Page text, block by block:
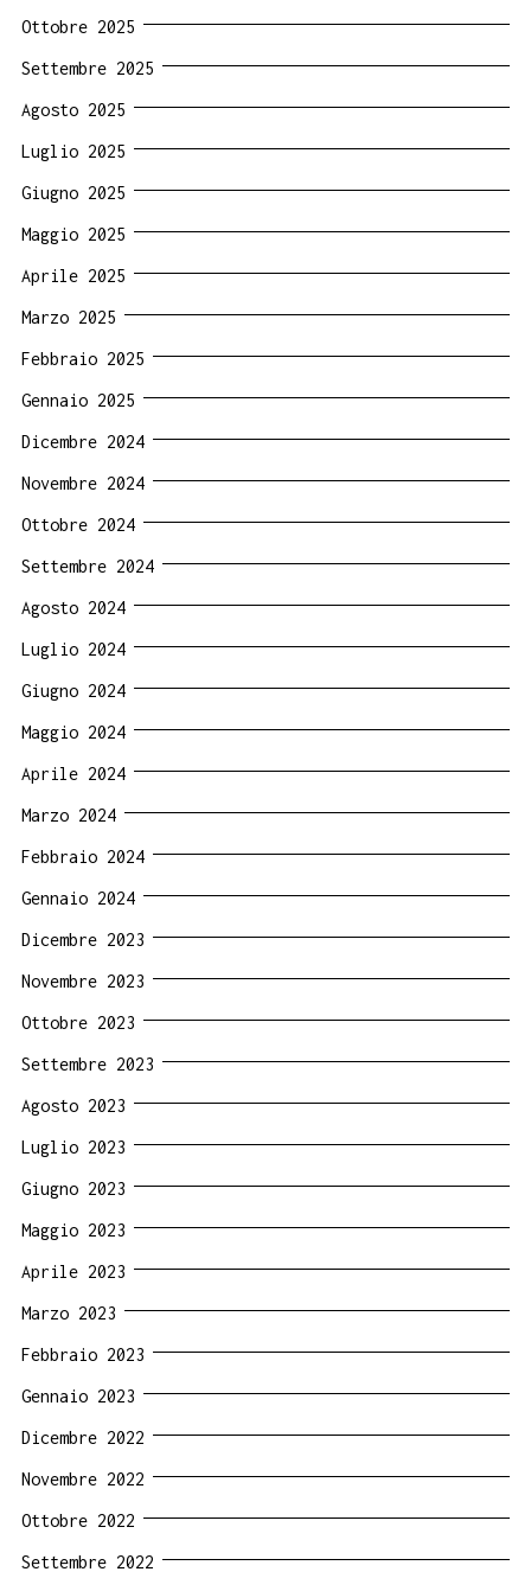
Ottobre 2025
Settembre 2025
Agosto 2025
Luglio 2025
Giugno 2025
Maggio 2025
Aprile 2025
Marzo 2025
Febbraio 2025
Gennaio 2025
Dicembre 2024
Novembre 2024
Ottobre 2024
Settembre 2024
Agosto 2024
Luglio 2024
Giugno 2024
Maggio 2024
Aprile 2024
Marzo 2024
Febbraio 2024
Gennaio 2024
Dicembre 2023
Novembre 2023
Ottobre 2023
Settembre 2023
Agosto 2023
Luglio 2023
Giugno 2023
Maggio 2023
Aprile 2023
Marzo 2023
Febbraio 2023
Gennaio 2023
Dicembre 2022
Novembre 2022
Ottobre 2022
Settembre 2022